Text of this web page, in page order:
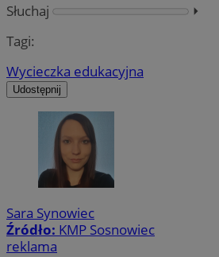
Słuchaj
⏵︎
Tagi:
Wycieczka edukacyjna
Udostępnij
Sara Synowiec
Źródło: KMP Sosnowiec
reklama